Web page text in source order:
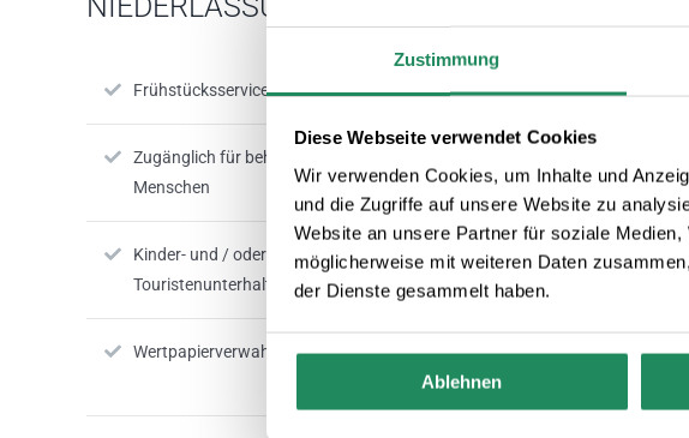
Zustimmung
Diese Webseite verwendet Cookies
Wir verwenden Cookies, um Inhalte und
und die Zugriffe auf unsere Website zu
Website an unsere Partner für soziale
möglicherweise mit weiteren Daten
der Dienste gesammelt haben.
Ablehnen
Frühstücksservice Restaurant
Zugänglich für behinderte
Menschen
Kinder- und / oder
Touristenunterhaltung
Bar
Wertpapierverwahrung Kongresshalle